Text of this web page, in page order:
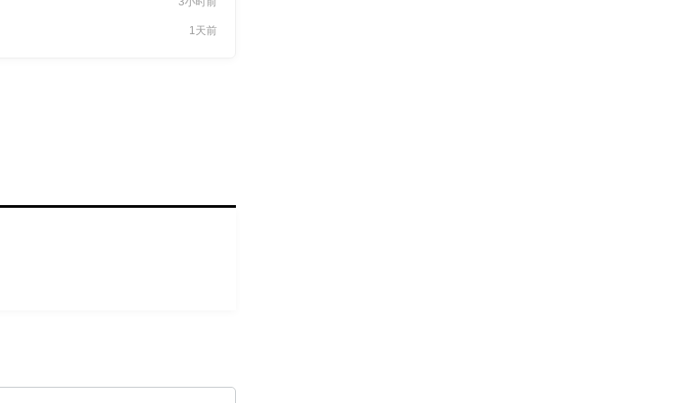
1天前